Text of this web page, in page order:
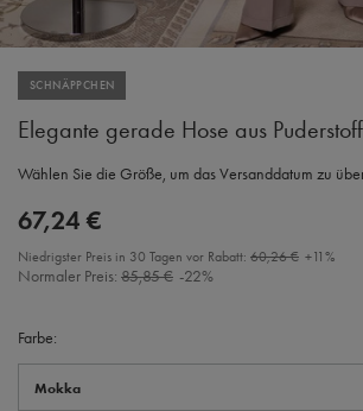
SCHNÄPPCHEN
Elegante gerade Hose aus Puderstoff
Wählen Sie die Größe, um das Versanddatum zu
Farbe
Mokka
67,24 €
Niedrigster Preis in 30 Tagen vor Rabatt: 60,26 € +11%
Normaler Preis: 85,85 € -22%